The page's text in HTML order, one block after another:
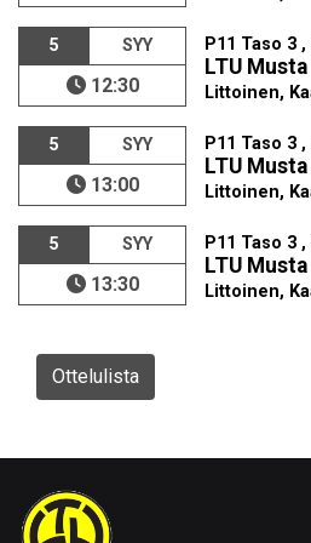
5 SYY
12:30
P11 Taso 3
LTU
Littoinen,
5 SYY
13:00
P11 Taso 3
LTU
Littoinen,
5 SYY
13:30
P11 Taso 3
LTU
Littoinen,
Ottelulista